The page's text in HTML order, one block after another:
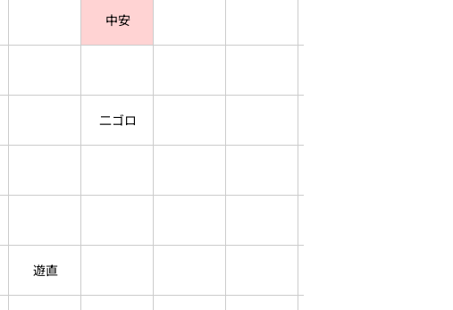
中安
二ゴロ
遊直